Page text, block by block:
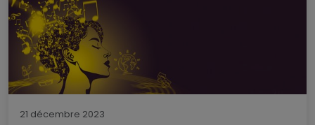
21 décembre 2023